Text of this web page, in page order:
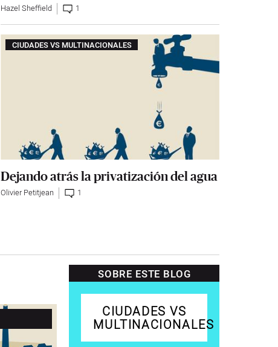
Hazel Sheffield 1
CIUDADES VS MULTINACIONALES
Dejando atrás la privatización del agua
Olivier Petitjean 1
SOBRE ESTE BLOG
CIUDADES VS
MULTINACIONALES